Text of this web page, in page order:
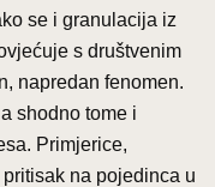
se i granulacija iz
s društvenim
napredan fenomen.
shodno tome i
Primjerice,
na pojedinca u